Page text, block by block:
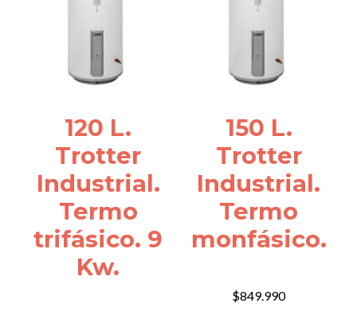
120 L.
Trotter
Industrial.
Termo
trifásico. 9
Kw.
150 L.
Trotter
Industrial.
Termo
monfásico.
$849.990